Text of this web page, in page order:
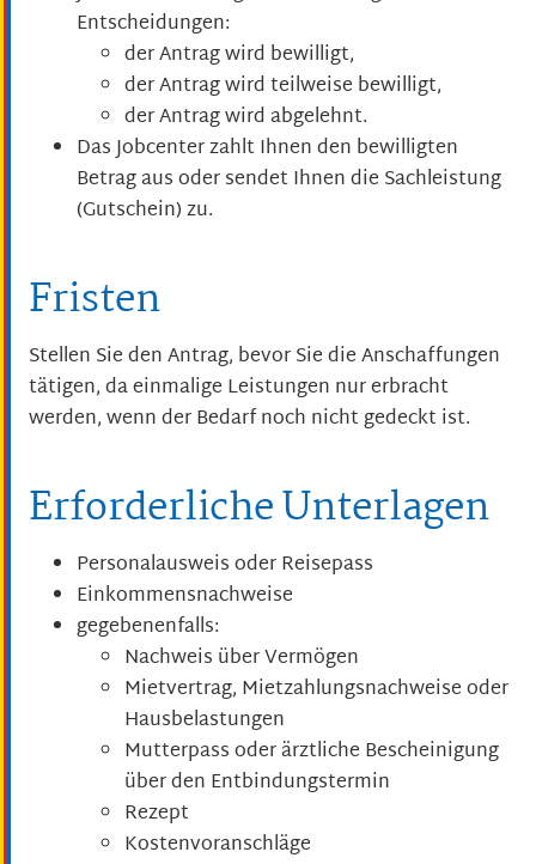
Entscheidungen:
der Antrag wird bewilligt,
der Antrag wird teilweise bewilligt,
der Antrag wird abgelehnt.
Das Jobcenter zahlt Ihnen den bewilligten
Betrag aus oder sendet Ihnen die Sachleistung
(Gutschein) zu.
Fristen
Stellen Sie den Antrag, bevor Sie die Anschaffungen
tätigen, da einmalige Leistungen nur erbracht
werden, wenn der Bedarf noch nicht gedeckt ist.
Erforderliche Unterlagen
Personalausweis oder Reisepass
Einkommensnachweise
gegebenenfalls:
Nachweis über Vermögen
Mietvertrag, Mietzahlungsnachweise oder
Hausbelastungen
Mutterpass oder ärztliche Bescheinigung
über den Entbindungstermin
Rezept
Kostenvoranschläge